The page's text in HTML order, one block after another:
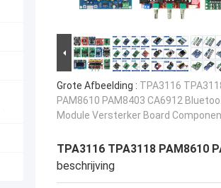
Grote Afbeelding : TPA3116
PAM8610 PAM8403 CA6912
Module Versterker Board
TPA3116 TPA3118 PAM8610
beschrijving